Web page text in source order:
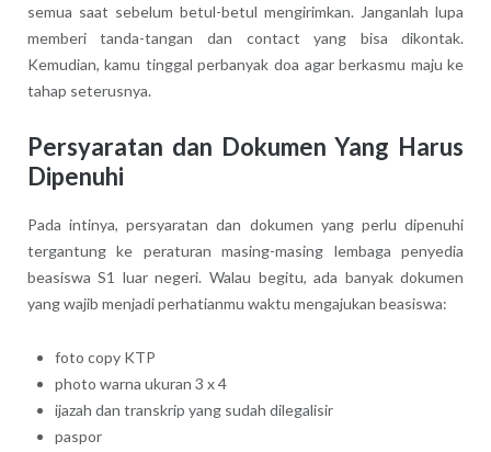
semua saat sebelum betul-betul mengirimkan. Janganlah lupa
memberi tanda-tangan dan contact yang bisa dikontak.
Kemudian, kamu tinggal perbanyak doa agar berkasmu maju ke
tahap seterusnya.
Persyaratan dan Dokumen Yang Harus
Dipenuhi
Pada intinya, persyaratan dan dokumen yang perlu dipenuhi
tergantung ke peraturan masing-masing lembaga penyedia
beasiswa S1 luar negeri. Walau begitu, ada banyak dokumen
yang wajib menjadi perhatianmu waktu mengajukan beasiswa:
foto copy KTP
photo warna ukuran 3 x 4
ijazah dan transkrip yang sudah dilegalisir
paspor